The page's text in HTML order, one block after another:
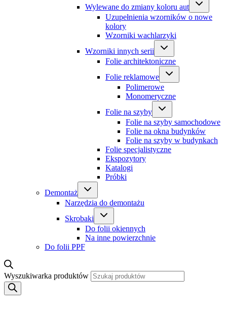
Wylewane do zmiany koloru aut
Uzupełnienia wzorników o nowe
kolory
Wzorniki wachlarzyki
Wzorniki innych serii
Folie architektoniczne
Folie reklamowe
Polimerowe
Monomeryczne
Folie na szyby
Folie na szyby samochodowe
Folie na okna budynków
Folie na szyby w budynkach
Folie specjalistyczne
Ekspozytory
Katalogi
Próbki
Demontaż
Narzędzia do demontażu
Skrobaki
Do folii okiennych
Na inne powierzchnie
Do folii PPF
Wyszukiwarka produktów